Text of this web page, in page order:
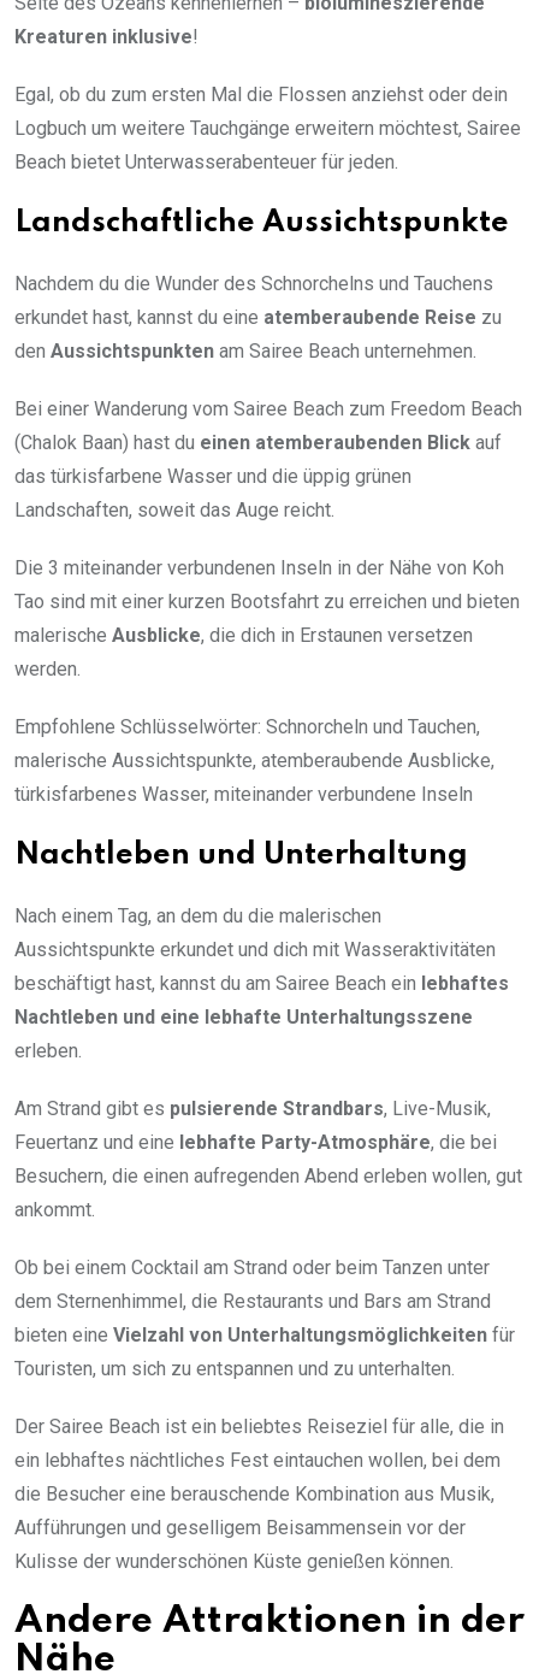
Kreaturen inklusive!
Egal, ob du zum ersten Mal die Flossen anziehst oder dein
Logbuch um weitere Tauchgänge erweitern möchtest, Sairee
Beach bietet Unterwasserabenteuer für jeden.
Landschaftliche Aussichtspunkte
Nachdem du die Wunder des Schnorchelns und Tauchens
erkundet hast, kannst du eine atemberaubende Reise zu
den Aussichtspunkten am Sairee Beach unternehmen.
Bei einer Wanderung vom Sairee Beach zum Freedom Beach
(Chalok Baan) hast du einen atemberaubenden Blick auf
das türkisfarbene Wasser und die üppig grünen
Landschaften, soweit das Auge reicht.
Die 3 miteinander verbundenen Inseln in der Nähe von Koh
Tao sind mit einer kurzen Bootsfahrt zu erreichen und bieten
malerische Ausblicke, die dich in Erstaunen versetzen
werden.
Empfohlene Schlüsselwörter: Schnorcheln und Tauchen,
malerische Aussichtspunkte, atemberaubende Ausblicke,
türkisfarbenes Wasser, miteinander verbundene Inseln
Nachtleben und Unterhaltung
Nach einem Tag, an dem du die malerischen
Aussichtspunkte erkundet und dich mit Wasseraktivitäten
beschäftigt hast, kannst du am Sairee Beach ein lebhaftes
Nachtleben und eine lebhafte Unterhaltungsszene
erleben.
Am Strand gibt es pulsierende Strandbars, Live-Musik,
Feuertanz und eine lebhafte Party-Atmosphäre, die bei
Besuchern, die einen aufregenden Abend erleben wollen, gut
ankommt.
Ob bei einem Cocktail am Strand oder beim Tanzen unter
dem Sternenhimmel, die Restaurants und Bars am Strand
bieten eine Vielzahl von Unterhaltungsmöglichkeiten für
Touristen, um sich zu entspannen und zu unterhalten.
Der Sairee Beach ist ein beliebtes Reiseziel für alle, die in
ein lebhaftes nächtliches Fest eintauchen wollen, bei dem
die Besucher eine berauschende Kombination aus Musik,
Aufführungen und geselligem Beisammensein vor der
Kulisse der wunderschönen Küste genießen können.
Andere Attraktionen in der
Nähe